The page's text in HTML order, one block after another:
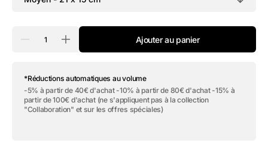
Réduire
Coffret
cadeau
–
8
tatouages
Augmenter
Coffret
cadeau
–
8
tatouages
Ajouter au panier
*Réductions automatiques au volume
-5% à partir de 40€ d'achat -10% à partir de 80€ d'achat -15% à
partir de 100€ d'achat (ne s'appliquent pas à la collection
"Collaboration" et sur les offres spéciales)